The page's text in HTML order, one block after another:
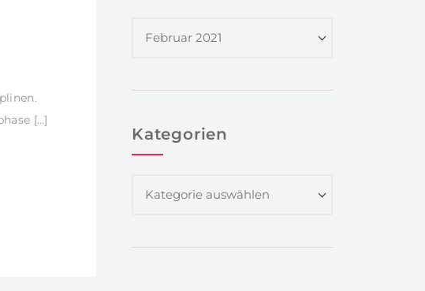
[…]
Kategorien